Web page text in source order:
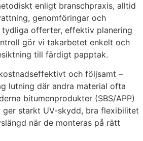
enligt branschpraxis, alltid
genomföringar och
offerter, effektiv planering
gör vi takarbetet enkelt och
till färdigt papptak.
och följsamt –
lutning där andra material ofta
bitumenprodukter (SBS/APP)
starkt UV-skydd, bra flexibilitet
när de monteras på rätt